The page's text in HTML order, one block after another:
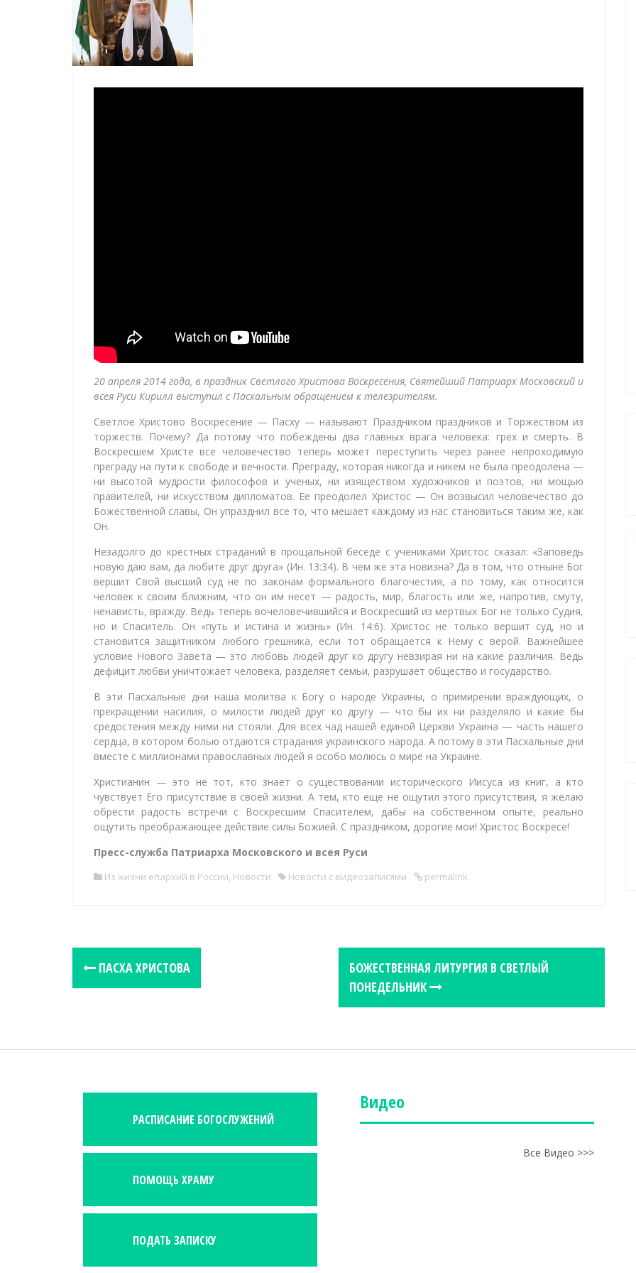
20 апреля 2014 года, в праздник Светлого Христова Воскресения, Святейший Патриарх Московский и
всея Руси Кирилл выступил с Пасхальным обращением к телезрителям.
Светлое Христово Воскресение — Пасху — называют Праздником праздников и Торжеством из
торжеств. Почему? Да потому что побеждены два главных врага человека: грех и смерть. В
Воскресшем Христе все человечество теперь может переступить через ранее непроходимую
преграду на пути к свободе и вечности. Преграду, которая никогда и никем не была преодолена —
ни высотой мудрости философов и ученых, ни изяществом художников и поэтов, ни мощью
правителей, ни искусством дипломатов. Ее преодолел Христос — Он возвысил человечество до
Божественной славы, Он упразднил все то, что мешает каждому из нас становиться таким же, как
Он.
Незадолго до крестных страданий в прощальной беседе с учениками Христос сказал: «Заповедь
новую даю вам, да любите друг друга» (Ин. 13:34). В чем же эта новизна? Да в том, что отныне Бог
вершит Свой высший суд не по законам формального благочестия, а по тому, как относится
человек к своим ближним, что он им несет — радость, мир, благость или же, напротив, смуту,
ненависть, вражду. Ведь теперь вочеловечившийся и Воскресший из мертвых Бог не только Судия,
но и Спаситель. Он «путь и истина и жизнь» (Ин. 14:6). Христос не только вершит суд, но и
становится защитником любого грешника, если тот обращается к Нему с верой. Важнейшее
условие Нового Завета — это любовь людей друг ко другу невзирая ни на какие различия. Ведь
дефицит любви уничтожает человека, разделяет семьи, разрушает общество и государство.
В эти Пасхальные дни наша молитва к Богу о народе Украины, о примирении враждующих, о
прекращении насилия, о милости людей друг ко другу — что бы их ни разделяло и какие бы
средостения между ними ни стояли. Для всех чад нашей единой Церкви Украина — часть нашего
сердца, в котором болью отдаются страдания украинского народа. А потому в эти Пасхальные дни
вместе с миллионами православных людей я особо молюсь о мире на Украине.
Христианин — это не тот, кто знает о существовании исторического Иисуса из книг, а кто
чувствует Его присутствие в своей жизни. А тем, кто еще не ощутил этого присутствия, я желаю
обрести радость встречи с Воскресшим Спасителем, дабы на собственном опыте, реально
ощутить преображающее действие силы Божией. С праздником, дорогие мои! Христос Воскресе!
Пресс-служба Патриарха Московского и всея Руси
Из жизни епархий в России, Новости Новости с видеозаписями permalink
o
n
ПАСХА ХРИСТОВА
БОЖЕСТВЕННАЯ ЛИТУРГИЯ В СВЕТЛЫЙ
ПОНЕДЕЛЬНИК
РАСПИСАНИЕ БОГОСЛУЖЕНИЙ
ПОМОЩЬ ХРАМУ
ПОДАТЬ ЗАПИСКУ
Видео
Все Видео >>>